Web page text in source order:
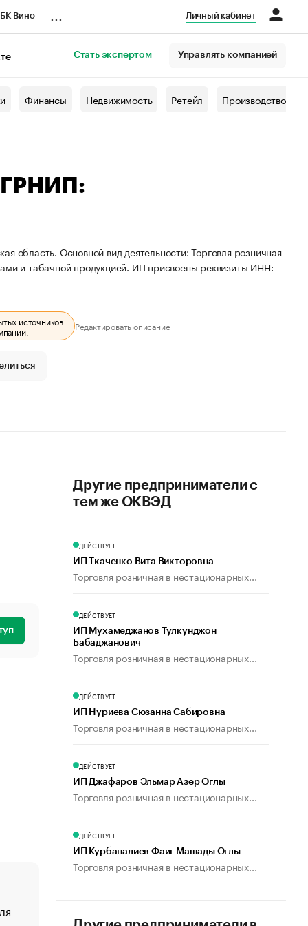
Вино Личный кабинет
Стать экспертом Управлять компанией
Финансы Недвижимость Ретейл Производство
область. Основной вид деятельности: Торговля розничная
и табачной продукцией. ИП присвоены реквизиты ИНН:
источников.
Редактировать описание
Другие предприниматели с
тем же ОКВЭД
ДЕЙСТВУЕТ
ИП Ткаченко Вита Викторовна
Торговля розничная в нестационарных...
ДЕЙСТВУЕТ
ИП Мухамеджанов Тулкунджон
Бабаджанович
Торговля розничная в нестационарных...
ДЕЙСТВУЕТ
ИП Нуриева Сюзанна Сабировна
Торговля розничная в нестационарных...
ДЕЙСТВУЕТ
ИП Джафаров Эльмар Азер Оглы
Торговля розничная в нестационарных...
ДЕЙСТВУЕТ
ИП Курбаналиев Фаиг Машады Оглы
Торговля розничная в нестационарных...